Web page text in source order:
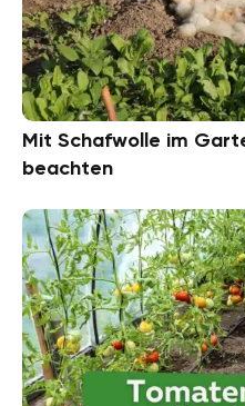
Mit Schafwolle im
beachten